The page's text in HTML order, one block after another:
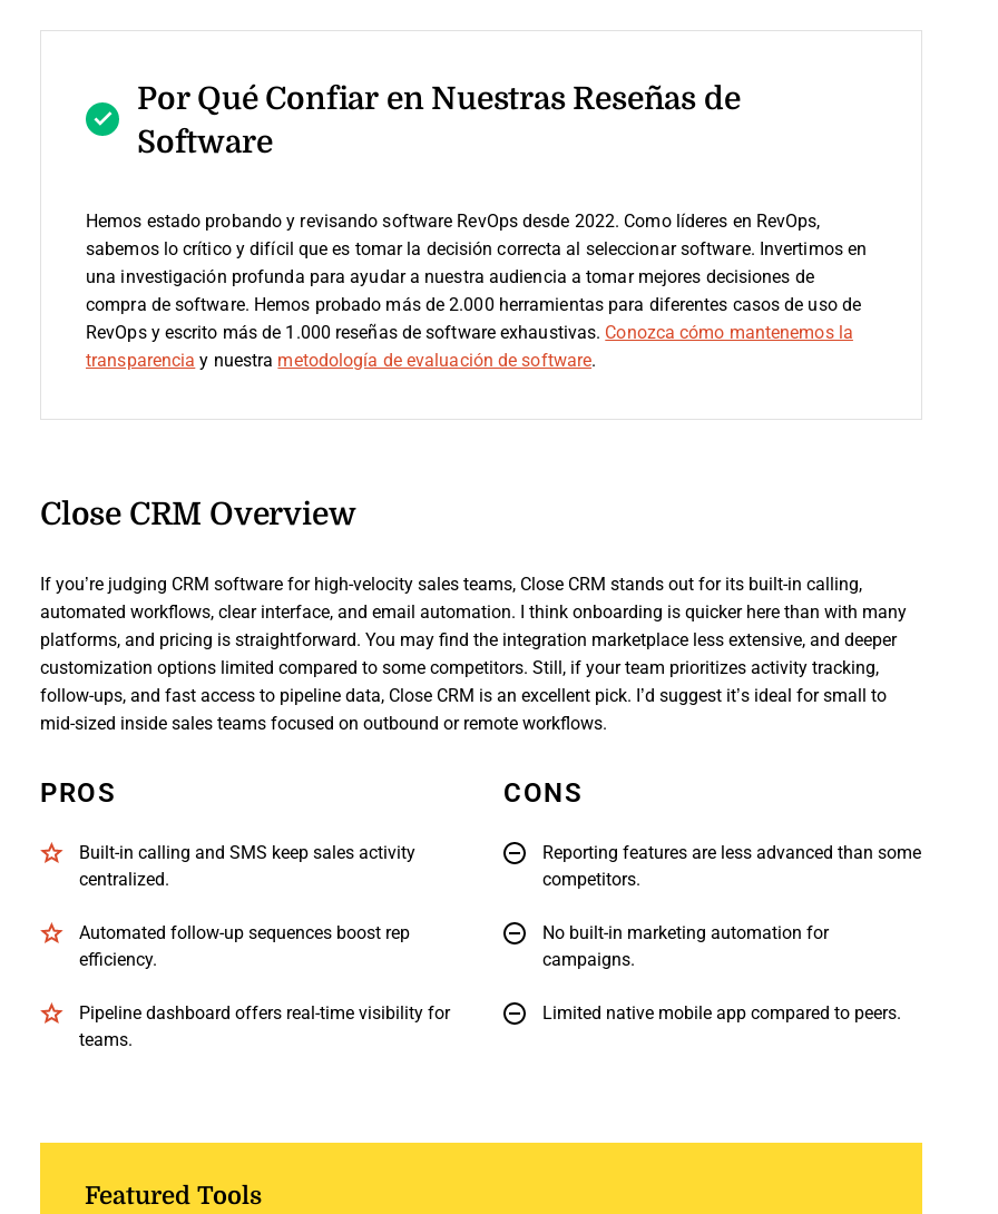
Por Qué Confiar en Nuestras Reseñas de
Software
Hemos estado probando y revisando software RevOps desde 2022. Como líderes en RevOps,
sabemos lo crítico y difícil que es tomar la decisión correcta al seleccionar software. Invertimos en
una investigación profunda para ayudar a nuestra audiencia a tomar mejores decisiones de
compra de software. Hemos probado más de 2.000 herramientas para diferentes casos de uso de
RevOps y escrito más de 1.000 reseñas de software exhaustivas. Conozca cómo mantenemos la
transparencia y nuestra metodología de evaluación de software.
Close CRM Overview
If you’re judging CRM software for high-velocity sales teams, Close CRM stands out for its built-in calling,
automated workflows, clear interface, and email automation. I think onboarding is quicker here than with many
platforms, and pricing is straightforward. You may find the integration marketplace less extensive, and deeper
customization options limited compared to some competitors. Still, if your team prioritizes activity tracking,
follow-ups, and fast access to pipeline data, Close CRM is an excellent pick. I’d suggest it’s ideal for small to
mid-sized inside sales teams focused on outbound or remote workflows.
PROS
Built-in calling and SMS keep sales activity
centralized.
Automated follow-up sequences boost rep
efficiency.
Pipeline dashboard offers real-time visibility for
teams.
CONS
Reporting features are less advanced than some
competitors.
No built-in marketing automation for
campaigns.
Limited native mobile app compared to peers.
Featured Tools